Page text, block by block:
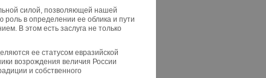
силой, позволяющей нашей
в определении ее облика и пути
В этом есть заслуга не только
ее статусом евразийской
возрождения величия России
и собственного